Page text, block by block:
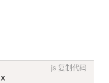
js 复制代码